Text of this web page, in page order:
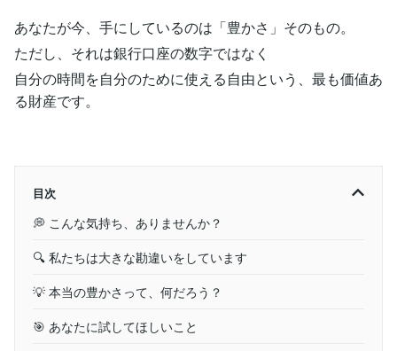
あなたが今、手にしているのは「豊かさ」そのもの。
ただし、それは銀行口座の数字ではなく
自分の時間を自分のために使える自由という、最も価値あ
る財産です。
目次
💭 こんな気持ち、ありませんか？
🔍 私たちは大きな勘違いをしています
💡 本当の豊かさって、何だろう？
🎯 あなたに試してほしいこと